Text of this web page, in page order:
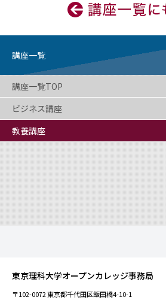
講座一覧
講座一覧TOP
ビジネス講座
教養講座
東京理科大学オープンカレッジ事務局
〒102-0072 東京都千代田区飯田橋4-10-1